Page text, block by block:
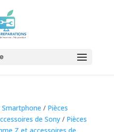
Smartphone / Pièces
de Sony/ Pièces